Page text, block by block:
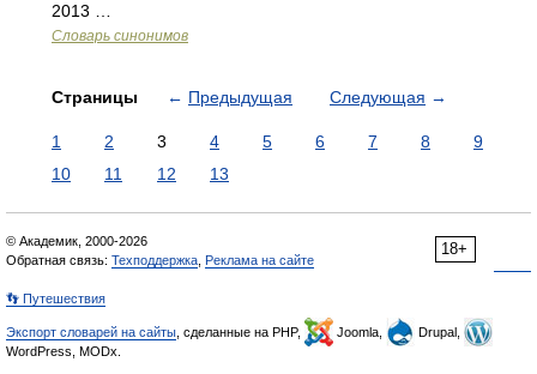
2013 …
Словарь синонимов
Страницы ← Предыдущая Следующая →
1 2 3 4 5 6 7 8
9
10
11 12 13
18+
© Академик, 2000-2026
Обратная связь: Техподдержка Реклама на сайте
👣 Путешествия
Экспорт словарей на сайты , сделанные на PHP, Joomla,
Drupal,
WordPress, MODx.